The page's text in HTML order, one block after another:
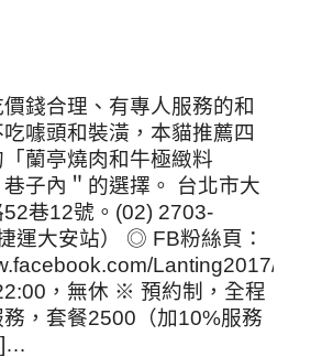
錢合理、有專人服務的和
噱頭和裝潢，本貓推薦四
蘭亭燒肉和牛極緻料
子內＂的選擇。 台北市大
52巷12號。(02) 2703-
運大安站） ◎ FB粉絲頁：
Lanting2017/
，無休 ※ 預約制，全程
，套餐2500（加10%服務